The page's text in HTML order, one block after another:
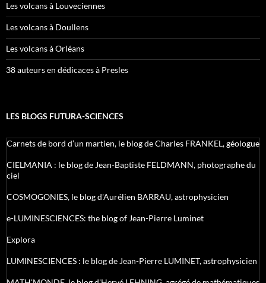
Les volcans à Louveciennes
Les volcans à Doullens
Les volcans à Orléans
38 auteurs en dédicaces à Presles
LES BLOGS FUTURA-SCIENCES
Carnets de bord d’un martien, le blog de Charles FRANKEL, géologue
CIELMANIA : le blog de Jean-Baptiste FELDMANN, photographe du
ciel
COSMOGONIES, le blog d'Aurélien BARRAU, astrophysicien
e-LUMINESCIENCES: the blog of Jean-Pierre Luminet
Explora
LUMINESCIENCES : le blog de Jean-Pierre LUMINET, astrophysicien